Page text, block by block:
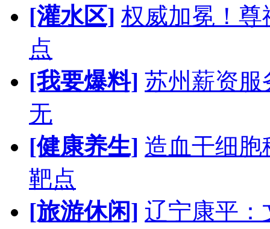
[灌水区] 权威加冕！
点
[我要爆料] 苏州薪资服
无
[健康养生] 造血干细
靶点
[旅游休闲] 辽宁康平：